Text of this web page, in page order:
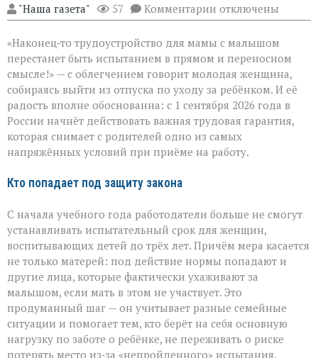
"Наша газета" 57 Комментарии к
записи
без
риска:
защита
для
родителей
малышей
отключены
«Наконец‑то трудоустройство для мамы с малышом
перестанет быть испытанием в прямом и переносном
смысле!» — с облегчением говорит молодая женщина,
собираясь выйти из отпуска по уходу за ребёнком. И её
радость вполне обоснованна: с 1 сентября 2026 года в
России начнёт действовать важная трудовая гарантия,
которая снимает с родителей одно из самых
напряжённых условий при приёме на работу.
Кто попадает под защиту закона
С начала учебного года работодатели больше не смогут
устанавливать испытательный срок для женщин,
воспитывающих детей до трёх лет. Причём мера касается
не только матерей: под действие нормы попадают и
другие лица, которые фактически ухаживают за
малышом, если мать в этом не участвует. Это
продуманный шаг — он учитывает разные семейные
ситуации и помогает тем, кто берёт на себя основную
нагрузку по заботе о ребёнке, не переживать о риске
потерять место из‑за «непройденного» испытания.